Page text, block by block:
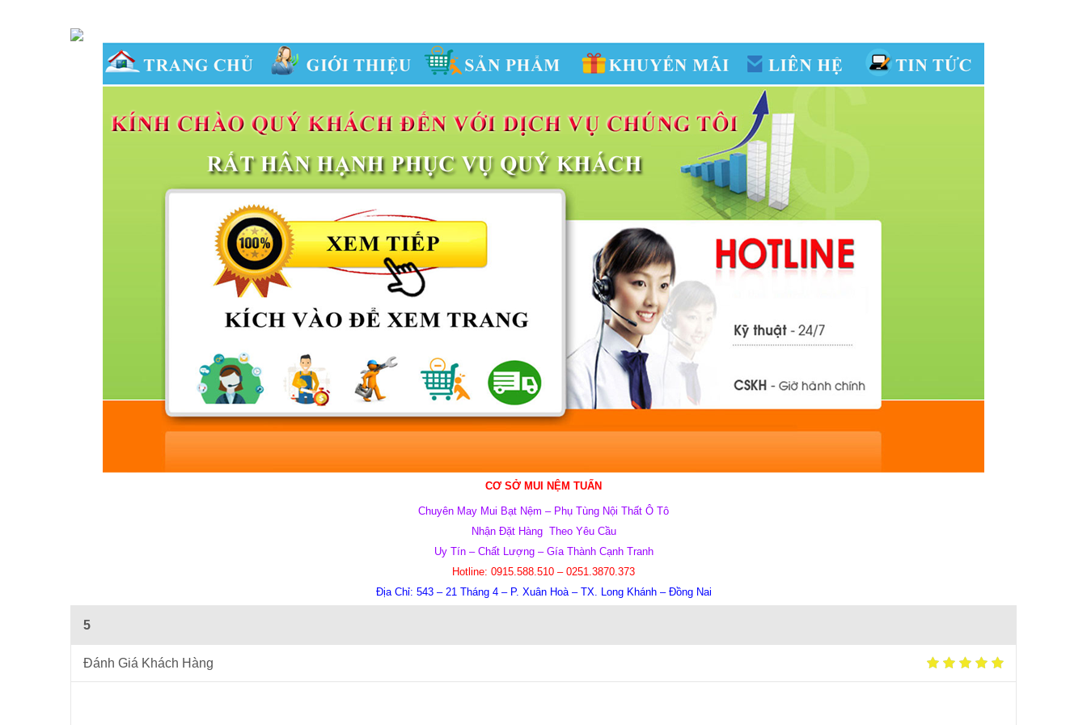
CƠ SỞ MUI NỆM TUẤN
Chuyên May Mui Bạt Nệm – Phụ Tùng Nội Thất Ô Tô
Nhận Đặt Hàng Theo Yêu Cầu
Uy Tín – Chất Lượng – Gía Thành Cạnh Tranh
Hotline: 0915.588.510 – 0251.3870.373
Địa Chỉ: 543 – 21 Tháng 4 – P. Xuân Hoà – TX. Long Khánh – Đồng Nai
5
Đánh Giá Khách Hàng